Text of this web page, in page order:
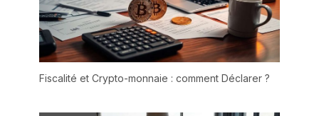
Fiscalité et Crypto-monnaie : comment Déclarer ?